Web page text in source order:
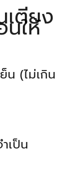
ตียง
ให้
น (ไม่เกิน
เป็น